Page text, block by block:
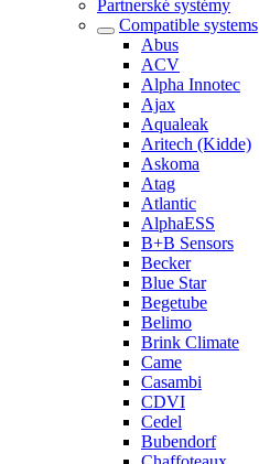
Partnerské systémy
Compatible systems
Abus
ACV
Alpha Innotec
Ajax
Aqualeak
Aritech (Kidde)
Askoma
Atag
Atlantic
AlphaESS
B+B Sensors
Becker
Blue Star
Begetube
Belimo
Brink Climate
Came
Casambi
CDVI
Cedel
Bubendorf